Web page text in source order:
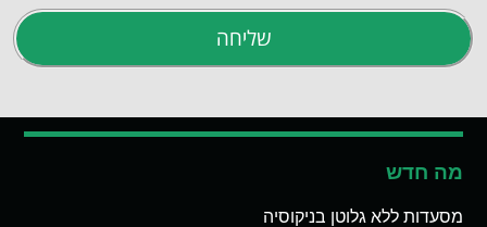
שליחה
מה חדש
מסעדות ללא גלוטן בניקוסיה